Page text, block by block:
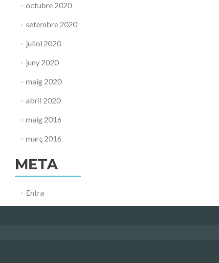
octubre 2020
setembre 2020
juliol 2020
juny 2020
maig 2020
abril 2020
maig 2016
març 2016
META
Entra